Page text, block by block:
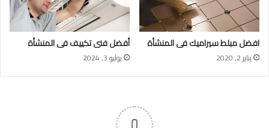
افضل مبلط سيراميك فى المنشأة
يناير 2, 2020
أفضل فنى تكييف فى المنشأة
يوليو 3, 2024